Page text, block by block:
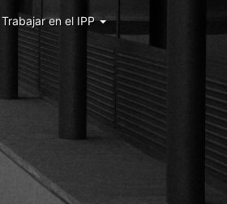
Trabajar en el IPP